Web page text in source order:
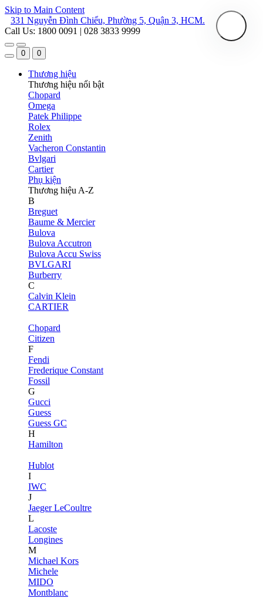
Skip to Main Content
331 Nguyễn Đình Chiểu, Phường 5, Quận 3, HCM.
Call Us: 1800 0091 | 028 3833 9999
0 0
Thương hiệu
Thương hiệu nổi bật
Chopard
Omega
Patek Philippe
Rolex
Zenith
Vacheron Constantin
Bvlgari
Cartier
Phụ kiện
Thương hiệu A-Z
B
Breguet
Baume & Mercier
Bulova
Bulova Accutron
Bulova Accu Swiss
BVLGARI
Burberry
C
Calvin Klein
CARTIER
Chopard
Citizen
F
Fendi
Frederique Constant
Fossil
G
Gucci
Guess
Guess GC
H
Hamilton
Hublot
I
IWC
J
Jaeger LeCoultre
L
Lacoste
Longines
M
Michael Kors
Michele
MIDO
Montblanc